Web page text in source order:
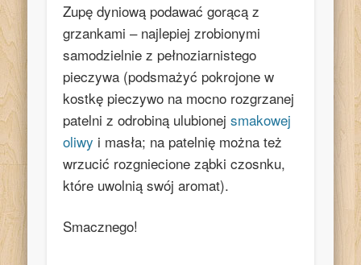
Zupę dyniową podawać gorącą z
grzankami – najlepiej zrobionymi
samodzielnie z pełnoziarnistego
pieczywa (podsmażyć pokrojone w
kostkę pieczywo na mocno rozgrzanej
patelni z odrobiną ulubionejsmakowej
oliwy i masła; na patelnię można też
wrzucić rozgniecione ząbki czosnku,
które uwolnią swój aromat).
Smacznego!